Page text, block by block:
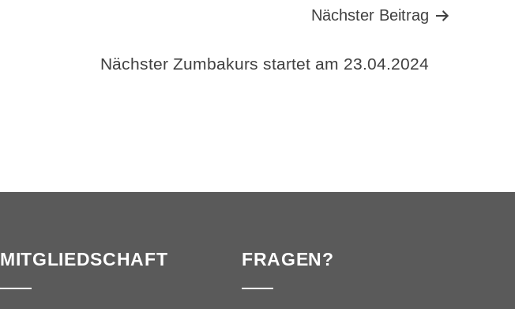
Nächster Beitrag
Nächster Zumbakurs startet am 23.04.2024
MITGLIEDSCHAFT FRAGEN?